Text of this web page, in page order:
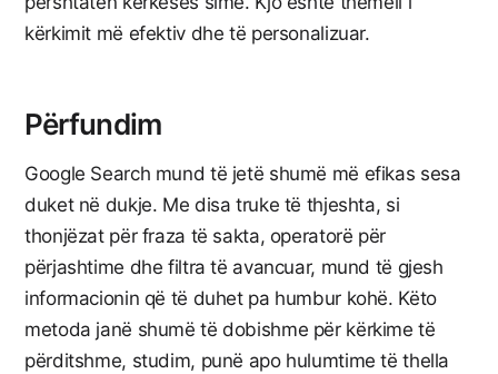
kërkimit më efektiv dhe të personalizuar.
Përfundim
Google Search mund të jetë shumë më efikas sesa
duket në dukje. Me disa truke të thjeshta, si
thonjëzat për fraza të sakta, operatorë për
përjashtime dhe filtra të avancuar, mund të gjesh
informacionin që të duhet pa humbur kohë. Këto
metoda janë shumë të dobishme për kërkime të
përditshme, studim, punë apo hulumtime të thella